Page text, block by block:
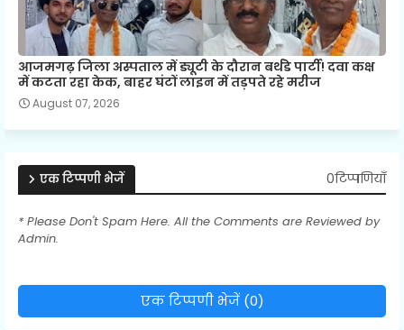
आजमगढ़ जिला अस्पताल में ड्यूटी के दौरान बर्थडे पार्टी! दवा कक्ष
में कटता रहा केक, बाहर घंटों लाइन में तड़पते रहे मरीज
August 07, 2026
एक टिप्पणी भेजें 0टिप्पणियाँ
* Please Don't Spam Here. All the Comments are Reviewed by
Admin.
एक टिप्पणी भेजें (0)